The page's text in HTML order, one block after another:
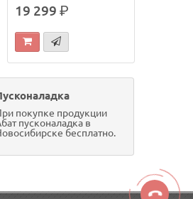
19 299р.
покупке продукции
пусконаладка в
бесплатно.